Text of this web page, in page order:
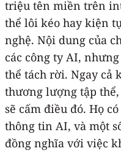
triệu tên miền trên
thể lôi kéo hay kiện
nghệ. Nội dung của
các công ty AI,
thể tách rời. Ngay cả
thương lượng tập
sẽ cấm điều đó. Họ
thông tin AI, và một
đồng nghĩa với việc